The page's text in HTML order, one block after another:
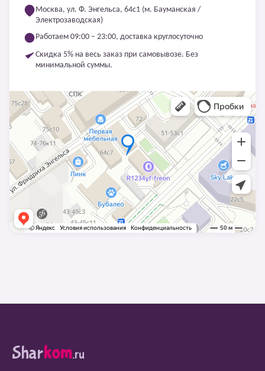
Москва, ул. Ф. Энгельса, 64с1 (м. Бауманская /
Электрозаводская)
Работаем 09:00 – 23:00, доставка круглосуточно
Скидка 5% на весь заказ при самовывозе. Без
минимальной суммы.
Sharkom.ru